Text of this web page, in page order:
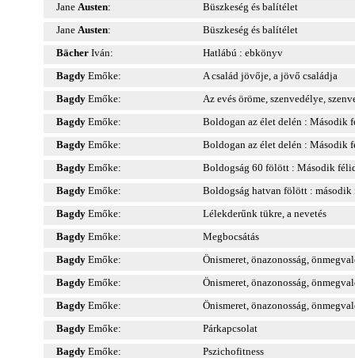
Jane Austen:
Büszkeség és balítélet
Jane Austen:
Büszkeség és balítélet
Bächer Iván:
Hatlábú : ebkönyv
Bagdy Emőke:
A család jövője, a jövő családja
Bagdy Emőke:
Az evés öröme, szenvedélye,
Bagdy Emőke:
Boldogan az élet delén : Második
Bagdy Emőke:
Boldogan az élet delén : Második
Bagdy Emőke:
Boldogság 60 fölött : Második
Bagdy Emőke:
Boldogság hatvan fölött : második
Bagdy Emőke:
Lélekderűnk tükre, a nevetés
Bagdy Emőke:
Megbocsátás
Bagdy Emőke:
Önismeret, önazonosság,
Bagdy Emőke:
Önismeret, önazonosság,
Bagdy Emőke:
Önismeret, önazonosság,
Bagdy Emőke:
Párkapcsolat
Bagdy Emőke:
Pszichofitness